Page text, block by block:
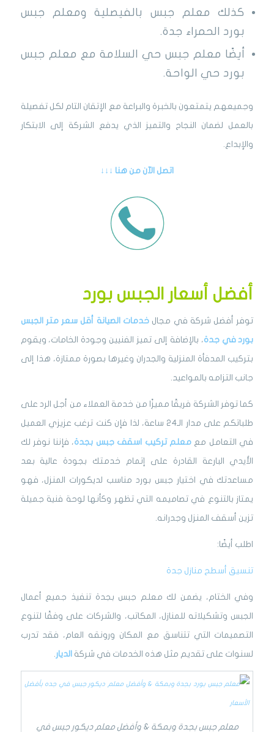
كذلك معلم جبس بالفيصلية ومعلم جبس
بورد الحمراء جدة.
أيضًا معلم جبس حي السلامة مع معلم جبس
بورد حي الواحة.
وجميعهم يتمتعون بالخبرة والبراعة مع الإتقان التام لكل تفصيلة
بالعمل لضمان النجاح والتميز الذي يدفع الشركة إلى الابتكار
والإبداع.
اتصل الآن من هنا ↓↓↓
أفضل أسعار الجبس بورد
توفر أفضل شركة في مجال خدمات الصيانة أقل سعر متر الجبس
بورد في جدة، بالإضافة إلى تميز الفنيين وجودة الخامات، ويقوم
بتركيب المدفأة المنزلية والجدران وغيرها بصورة ممتازة، هذا إلى
جانب التزامه بالمواعيد.
كما توفر الشركة فريقًا مميزًا من خدمة العملاء من أجل الرد على
طلباتكم على مدار الـ24 ساعة، لذا فإن كنت ترغب عزيزي العميل
في التعامل معمعلم تركيب اسقف جبس بجدة، فإننا نوفر لك
الأيدي البارعة القادرة على إتمام خدمتك بجودة عالية بعد
مساعدتك في اختيار جبس بورد مناسب لديكورات المنزل، فهو
يمتاز بالتنوع في تصاميمه التي تظهر وكأنها لوحة فنية جميلة
تزين أسقف المنزل وجدرانه.
اطلب أيضًا:
تنسيق أسطح منازل جدة
وفي الختام، يضمن لك معلم جبس بجدة تنفيذ جميع أعمال
الجبس وتشكيلاته للمنازل، المكاتب، والشركات على وفقًا لتنوع
التصميمات التي تتناسق مع المكان ورونقه العام، فقد تدرب
لسنوات على تقديم مثل هذه الخدمات في شركة الديار
معلم جبس بجدة وبمكة & وأفضل معلم ديكور جبس في